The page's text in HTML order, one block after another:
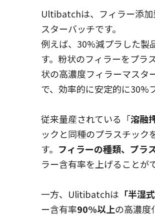
Ultibatchは、フィラー添加
スターバッチです。
例えば、30%減プラした製
す。粉状のフィラーをプラ
状の高濃度フィラーマスタ
で、効率的に安定的に30%
従来量産されている「溶融
ックと同種のプラスチック
す。 フィラーの種類、プラ
ラー含有率を上げることが
一方、Ulitibatchは 「半湿
ー含有率90%以上の高濃度